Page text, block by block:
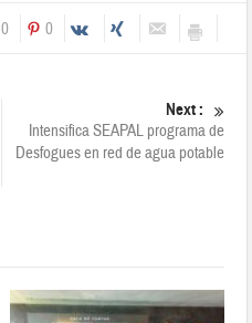
0 0
Next :
Intensifica SEAPAL programa de
Desfogues en red de agua potable